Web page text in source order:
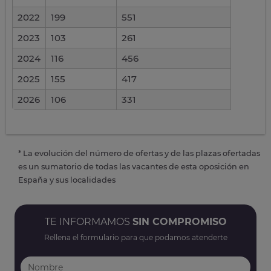
2022
199
551
2023
103
261
2024
116
456
2025
155
417
2026
106 331
* La evolución del número de ofertas y de las plazas ofertadas
es un sumatorio de todas las vacantes de esta oposición en
España y sus localidades
TE INFORMAMOS SIN COMPROMISO
Rellena el formulario para que podamos atenderte